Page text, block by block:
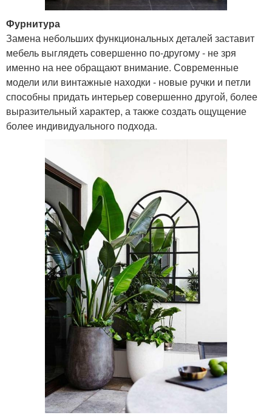
Фурнитура
Замена небольших функциональных деталей заставит
мебель выглядеть совершенно по-другому - не зря
именно на нее обращают внимание. Современные
модели или винтажные находки - новые ручки и петли
способны придать интерьер совершенно другой, более
выразительный характер, а также создать ощущение
более индивидуального подхода.